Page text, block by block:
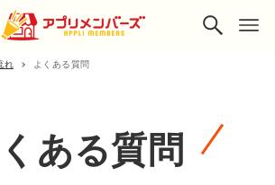
れ よくある質問
ある質問